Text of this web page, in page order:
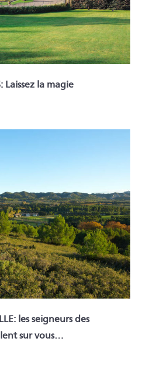
Laissez la magie
les seigneurs des
sur vous…